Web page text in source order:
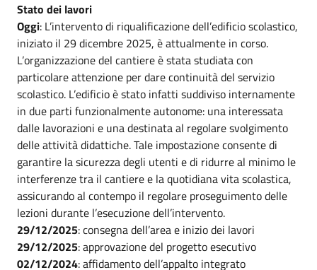
Stato dei lavori
Oggi: L’intervento di riqualificazione dell’edificio scolastico,
iniziato il 29 dicembre 2025, è attualmente in corso.
L’organizzazione del cantiere è stata studiata con
particolare attenzione per dare continuità del servizio
scolastico. L’edificio è stato infatti suddiviso internamente
in due parti funzionalmente autonome: una interessata
dalle lavorazioni e una destinata al regolare svolgimento
delle attività didattiche. Tale impostazione consente di
garantire la sicurezza degli utenti e di ridurre al minimo le
interferenze tra il cantiere e la quotidiana vita scolastica,
assicurando al contempo il regolare proseguimento delle
lezioni durante l’esecuzione dell’intervento.
29/12/2025: consegna dell’area e inizio dei lavori
29/12/2025: approvazione del progetto esecutivo
02/12/2024: affidamento dell’appalto integrato